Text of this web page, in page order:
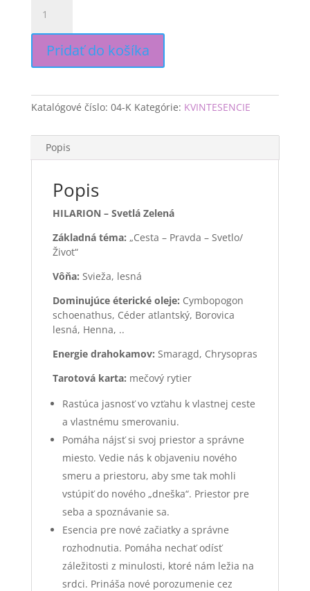
HILARION
-
SVETLÁ
ZELENÁ
Pridať do košíka
Katalógové číslo: 04-K Kategórie: KVINTESENCIE
Popis
Popis
HILARION – Svetlá Zelená
Základná téma: „Cesta – Pravda – Svetlo/
Život“
Vôňa: Svieža, lesná
Dominujúce éterické oleje: Cymbopogon
schoenathus, Céder atlantský, Borovica
lesná, Henna, ..
Energie drahokamov: Smaragd, Chrysopras
Tarotová karta: mečový rytier
Rastúca jasnosť vo vzťahu k vlastnej ceste
a vlastnému smerovaniu.
Pomáha nájsť si svoj priestor a správne
miesto. Vedie nás k objaveniu nového
smeru a priestoru, aby sme tak mohli
vstúpiť do nového „dneška“. Priestor pre
seba a spoznávanie sa.
Esencia pre nové začiatky a správne
rozhodnutia. Pomáha nechať odísť
záležitosti z minulosti, ktoré nám ležia na
srdci. Prináša nové porozumenie cez